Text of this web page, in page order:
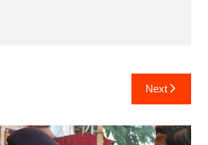
Next